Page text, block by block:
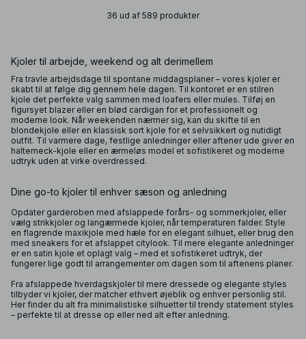
36 ud af 589 produkter
Kjoler til arbejde, weekend og alt derimellem
Fra travle arbejdsdage til spontane middagsplaner – vores kjoler er
skabt til at følge dig gennem hele dagen. Til kontoret er en stilren
kjole det perfekte valg sammen med loafers eller mules. Tilføj en
figursyet blazer eller en blød cardigan for et professionelt og
moderne look. Når weekenden nærmer sig, kan du skifte til en
blondekjole eller en klassisk sort kjole for et selvsikkert og nutidigt
outfit. Til varmere dage, festlige anledninger eller aftener ude giver en
halterneck-kjole eller en ærmeløs model et sofistikeret og moderne
udtryk uden at virke overdressed.
Dine go-to kjoler til enhver sæson og anledning
Opdater garderoben med afslappede forårs- og sommerkjoler, eller
vælg strikkjoler og langærmede kjoler, når temperaturen falder. Style
en flagrende maxikjole med hæle for en elegant silhuet, eller brug den
med sneakers for et afslappet citylook. Til mere elegante anledninger
er en satin kjole et oplagt valg – med et sofistikeret udtryk, der
fungerer lige godt til arrangementer om dagen som til aftenens planer.
Fra afslappede hverdagskjoler til mere dressede og elegante styles
tilbyder vi kjoler, der matcher ethvert øjeblik og enhver personlig stil.
Her finder du alt fra minimalistiske silhuetter til trendy statement styles
– perfekte til at dresse op eller ned alt efter anledning.